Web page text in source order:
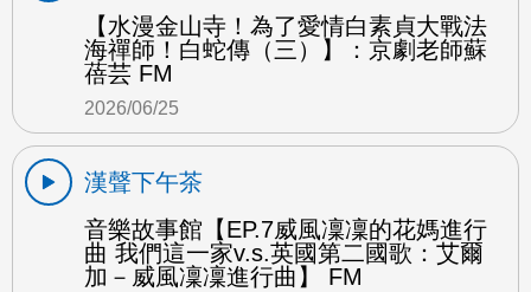
【水漫金山寺！為了愛情白素貞大戰法
海禪師！白蛇傳（三）】：京劇老師蘇
蓓芸 FM
2026/06/25
漢聲下午茶
音樂故事館【EP.7威風凜凜的花媽進行
曲 我們這一家v.s.英國第二國歌：艾爾
加－威風凜凜進行曲】 FM